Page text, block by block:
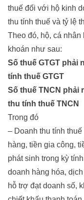
thuế đối với hộ kinh
thu tính thuế và tỷ lệ
Theo đó, hộ, cá
khoán như sau:
Số thuế GTGT phải
tính thuế GTGT
Số thuế TNCN phải
thu tính thuế TNCN
Trong đó
– Doanh thu tính
hàng, tiền gia công,
phát sinh trong kỳ
doanh hàng hóa,
hỗ trợ đạt doanh số,